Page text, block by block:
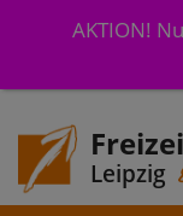
AKTION!
Leipzig